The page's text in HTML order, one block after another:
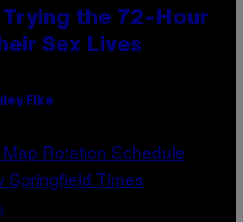
the 72-Hour
Sex Lives
Fike